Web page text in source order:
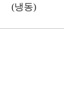
(냉동)